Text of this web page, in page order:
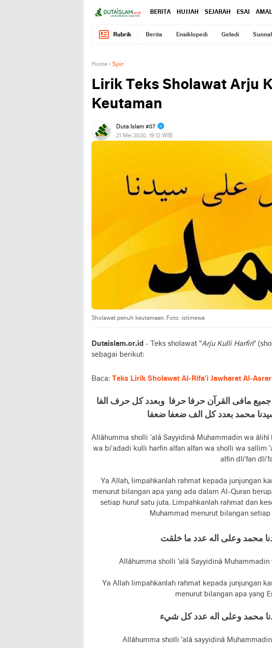
BERITA HUJJAH SEJARAH ESAI
Rubrik Berita Ensiklopedi Geladi
Home › Syiir
Lirik Teks Sholawat Arju
Keutaman
Duta Islam #07
21 Mei 2020, 19:12 WIB
Sholawat penuh keutamaan. Foto: istimewa
Dutaislam.or.id - Teks sholawat "Arju Kulli Harfin"
sebagai berikut:
Baca: Teks Lirik Sholawat Al-Rifa’i Jawharat Al-
مافى القرآن حرفا حرفا وبعدد کل حرف الفا
محمد بعدد کل الف ضعفا ضعفا
Allâhumma sholli ‘alâ Sayyidinâ Muhammadin wa âlihî
wa bi’adadi kulli harfin alfan alfan wa sholli wa sallim
alfin dli’fan
Ya Allah, limpahkanlah rahmat kepada junjungan
menurut bilangan apa yang ada dalam Al-Quran
setiap huruf satu juta. Limpahkanlah rahmat dan
Muhammad menurut bilangan
محمد وعلی اله عدد ما خلقت
Allâhumma sholli ‘alâ Sayyidinâ Muhammadin
Ya Allah limpahkanlah rahmat kepada junjungan
menurut bilangan apa yang
محمد وعلی اله عدد کل شيء
Allâhumma sholli ‘alâ sayyidinâ